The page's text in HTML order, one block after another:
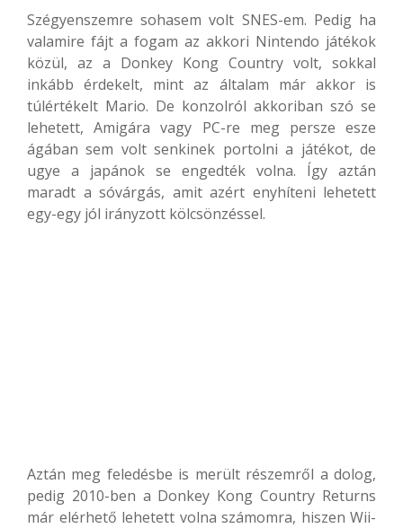
Szégyenszemre sohasem volt SNES-em. Pedig ha
valamire fájt a fogam az akkori Nintendo játékok
közül, az a Donkey Kong Country volt, sokkal
inkább érdekelt, mint az általam már akkor is
túlértékelt Mario. De konzolról akkoriban szó se
lehetett, Amigára vagy PC-re meg persze esze
ágában sem volt senkinek portolni a játékot, de
ugye a japánok se engedték volna. Így aztán
maradt a sóvárgás, amit azért enyhíteni lehetett
egy-egy jól irányzott kölcsönzéssel.
Aztán meg feledésbe is merült részemről a dolog,
pedig 2010-ben a Donkey Kong Country Returns
már elérhető lehetett volna számomra, hiszen Wii-